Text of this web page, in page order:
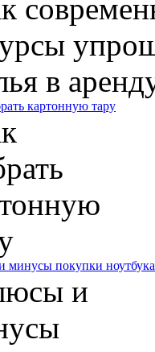
картонную тару
покупки ноутбука